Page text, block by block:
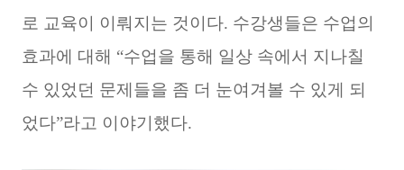
로 교육이 이뤄지는 것이다. 수강생들은 수업의
효과에 대해 “수업을 통해 일상 속에서 지나칠
수 있었던 문제들을 좀 더 눈여겨볼 수 있게 되
었다”라고 이야기했다.